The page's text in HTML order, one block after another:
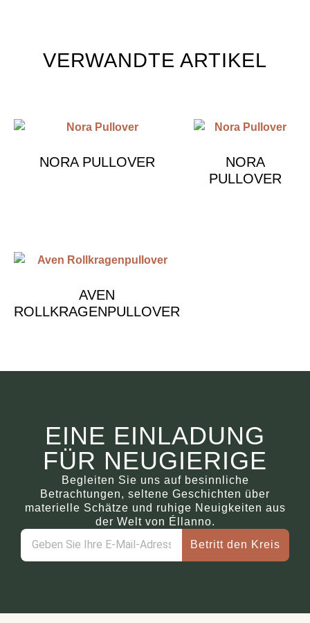
VERWANDTE ARTIKEL
NORA PULLOVER
NORA
PULLOVER
AVEN
ROLLKRAGENPULLOVER
EINE EINLADUNG
FÜR NEUGIERIGE
Begleiten Sie uns auf besinnliche
Betrachtungen, seltene Geschichten über
materielle Schätze und ruhige Neuigkeiten aus
der Welt von Éllanno.
Betritt den Kreis